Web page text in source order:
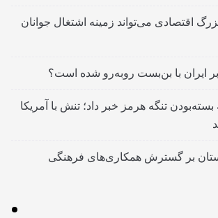
اقتصادی می‌تواند زمینه اشتغال جوانان
ایران با بن‌بست روبه‌رو شده است؟
بسته‌بودن تنگه هرمز خبر داد؛ تنش با آمریکا
بر گسترش همکاری‌های فرهنگی